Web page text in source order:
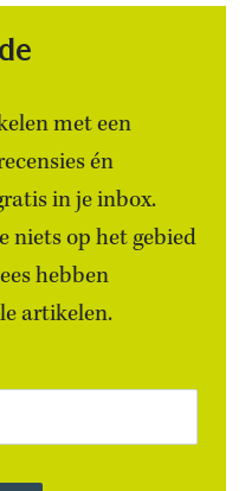
met een
én
in je inbox.
niets op het gebied
hebben
artikelen.